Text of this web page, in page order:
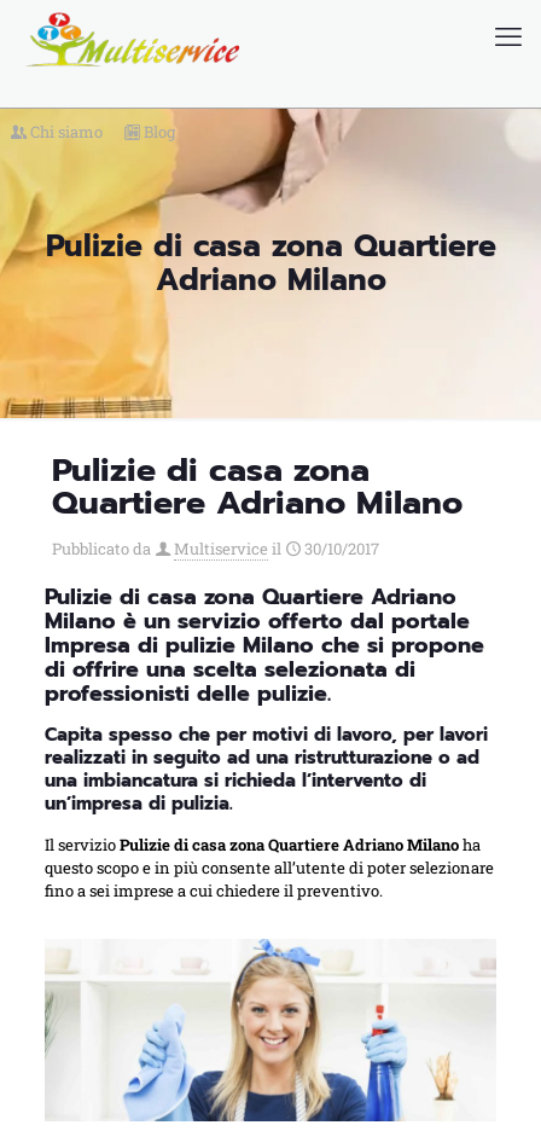
Chi siamo Blog
Pulizie di casa zona Quartiere
Adriano Milano
Pulizie di casa zona
Quartiere Adriano Milano
Pubblicato da Multiservice il 30/10/2017
Pulizie di casa zona Quartiere Adriano
Milano è un servizio offerto dal portale
Impresa di pulizie Milano che si propone
di offrire una scelta selezionata di
professionisti delle pulizie.
Capita spesso che per motivi di lavoro, per lavori
realizzati in seguito ad una ristrutturazione o ad
una imbiancatura si richieda l’intervento di
un’impresa di pulizia.
Il servizioPulizie di casa zona Quartiere Adriano Milanoha
questo scopo e in più consente all’utente di poter selezionare
fino a sei imprese a cui chiedere il preventivo.